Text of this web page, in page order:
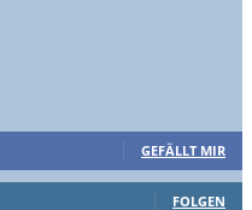
GEFÄLLT MIR
FOLGEN